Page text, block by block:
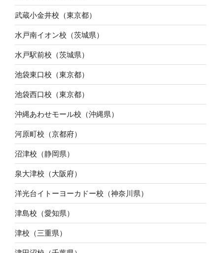
武蔵小金井校（東京都）
水戸南イオン校（茨城県）
水戸駅前校（茨城県）
池袋東口校（東京都）
池袋西口校（東京都）
沖縄あわせモール校（沖縄県）
河原町校（京都府）
沼津校（静岡県）
泉大津校（大阪府）
洋光台イトーヨーカドー校（神奈川県）
津島校（愛知県）
津校（三重県）